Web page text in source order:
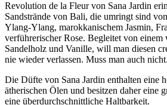
Revolution de la Fleur von Sana Jardin
Sandstrände von Bali, die umringt sind
Ylang-Ylang, marokkanischem Jasmin,
verführerischer Rose. Begleitet von einem
Sandelholz und Vanille, will man diesen
nie wieder verlassen. Muss man auch
Die Düfte von Sana Jardin enthalten eine
ätherischen Ölen und besitzen daher eine
eine überdurchschnittliche Haltbarkeit.